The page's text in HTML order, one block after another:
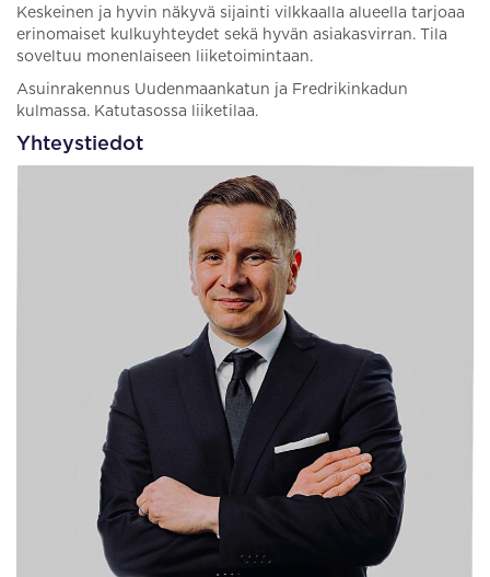
Keskeinen ja hyvin näkyvä sijainti vilkkaalla alueella tarjoaa
erinomaiset kulkuyhteydet sekä hyvän asiakasvirran. Tila
soveltuu monenlaiseen liiketoimintaan.
Asuinrakennus Uudenmaankatun ja Fredrikinkadun
kulmassa. Katutasossa liiketilaa.
Yhteystiedot